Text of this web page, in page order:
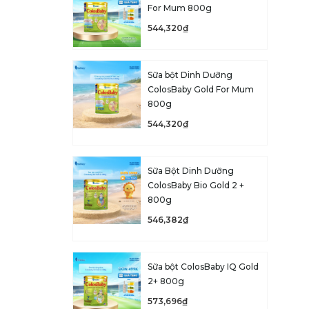
For Mum 800g
544,320₫
Sữa bột Dinh Dưỡng
ColosBaby Gold For Mum
800g
544,320₫
Sữa Bột Dinh Dưỡng
ColosBaby Bio Gold 2 +
800g
546,382₫
Sữa bột ColosBaby IQ Gold
2+ 800g
573,696₫